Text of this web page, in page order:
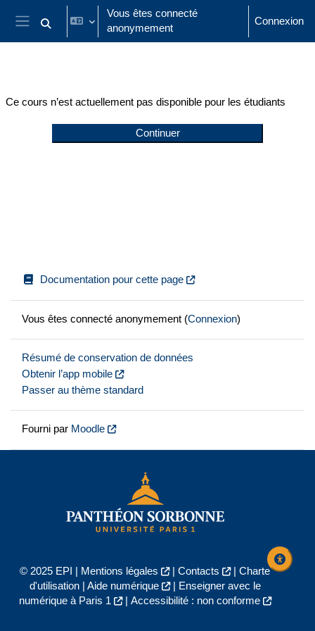
Passer au contenu principal
Panneau latéral
Activer/désactiver la saisie de recherche
Vous êtes connecté
anonymement
Connexion
Ce cours n’est actuellement pas disponible pour les étudiants
Continuer
Documentation pour cette page
Vous êtes connecté anonymement (Connexion)
Résumé de conservation de données
Obtenir l’app mobile
Passer au thème standard
Fourni par Moodle
© 2025 EPI | Mentions légales | Contacts | Charte
d'utilisation| Aide numérique |
Enseigner avec le
numérique à Paris 1
| Accessibilité : non conforme